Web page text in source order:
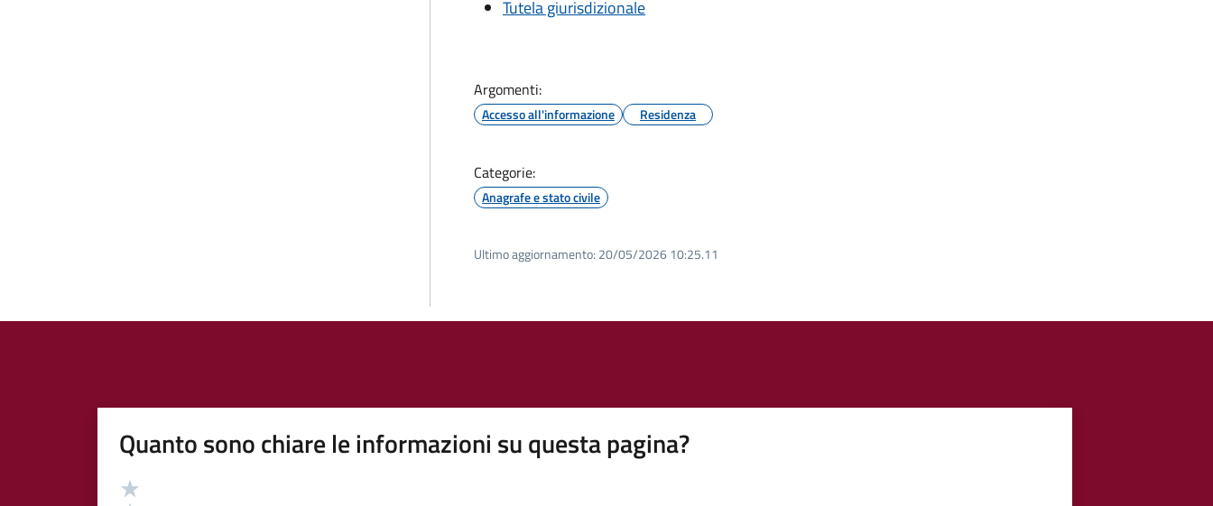
Tutela giurisdizionale
Argomenti:
Accesso all'informazione Residenza
Categorie:
Anagrafe e stato civile
Ultimo aggiornamento: 20/05/2026 10:25.11
Quanto sono chiare le informazioni su questa pagina?
Valutazione